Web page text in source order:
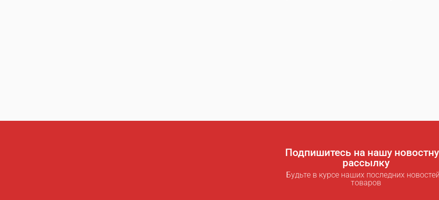
Подпишитесь на нашу
рассылку
Будьте в курсе наших последних
товаров